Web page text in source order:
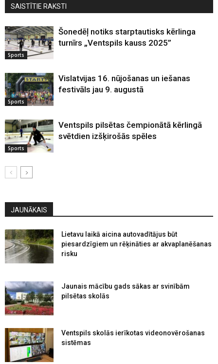
SAISTĪTIE RAKSTI
Sports
Šonedēļ notiks starptautisks kērlinga
turnīrs „Ventspils kauss 2025”
Sports
Vislatvijas 16. nūjošanas un iešanas
festivāls jau 9. augustā
Sports
Ventspils pilsētas čempionātā kērlingā
svētdien izšķirošās spēles
JAUNĀKAIS
Lietavu laikā aicina autovadītājus būt
piesardzīgiem un rēķināties ar akvaplanēšanas
risku
Jaunais mācību gads sākas ar svinībām
pilsētas skolās
Ventspils skolās ierīkotas videonovērošanas
sistēmas